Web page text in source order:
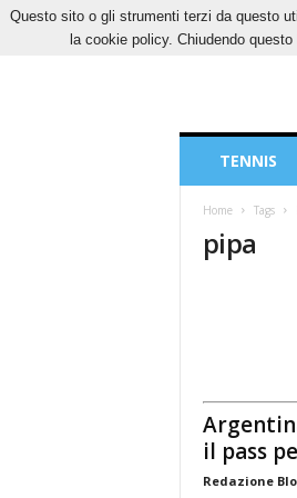
SABATO, 8
Sport
TENNIS
Home Tags
pipa
il pass
Redazione
Questo sito o gli strumenti terzi da questo
la cookie policy. Chiudendo